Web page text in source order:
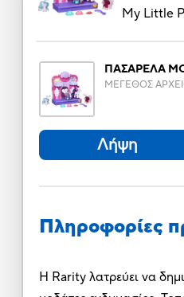
My Little
ΠΑΣΑΡΕΛΑ
ΜΕΓΕΘΟΣ
Λήψη
Πληροφορίες
Η Rarity λατρεύει να